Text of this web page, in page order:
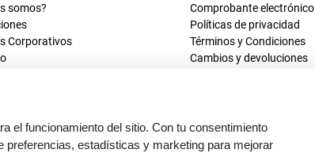
el funcionamiento del sitio. Con tu consentimiento
preferencias, estadísticas y marketing para mejorar
somos?
Corporativos
670 - 699, La Victoria
Comprobante electrónico
Políticas de privacidad
Términos y Condiciones
Cambios y devoluciones